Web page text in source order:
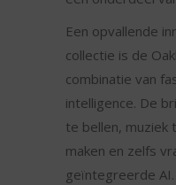
Een opvallende
collectie is de
combinatie van
intelligence. De
te bellen, muziek
maken en zelfs
geïntegreerde